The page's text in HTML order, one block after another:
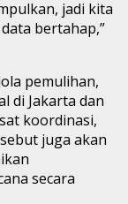
jadi kita
bertahap,”
pemulihan,
di Jakarta dan
koordinasi,
juga akan
secara